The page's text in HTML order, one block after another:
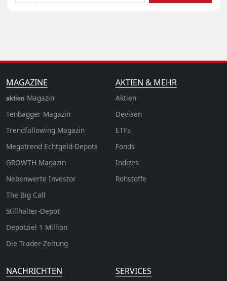
MAGAZINE
aktien Magazin
Tenbagger Magazin
Trendfollowing Magazin
Megatrend Echtgeld-Depots
GROWTH Magazin
Nebenwerte Investor
The Big Call
Stillhalter-Depot
Depotziel 1 Million
Die Trader-Zeitung
AKTIEN & MEHR
Aktien
Devisen
ETFs
Fonds
Indizes
Rohstoffe
NACHRICHTEN SERVICES